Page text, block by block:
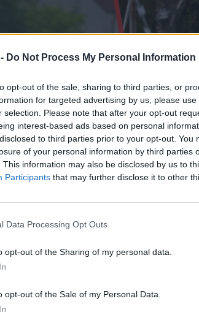
Do Not Process My Personal Information
opt-out of the sale, sharing to third parties, or
for targeted advertising by us, please
selection. Please note that after your opt-out
interest-based ads based on personal
to third parties prior to your opt-out. You
of your personal information by third parties
This information may also be disclosed by us to
Participants that may further disclose it to other
Data Processing Opt Outs
opt-out of the Sharing of my personal data.
opt-out of the Sale of my Personal Data.